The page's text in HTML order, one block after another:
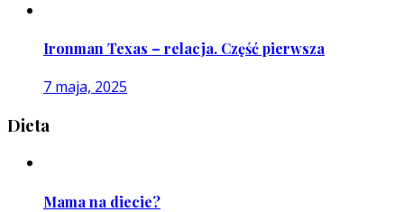
Ironman Texas – relacja. Część pierwsza
7 maja, 2025
Dieta
Mama na diecie?